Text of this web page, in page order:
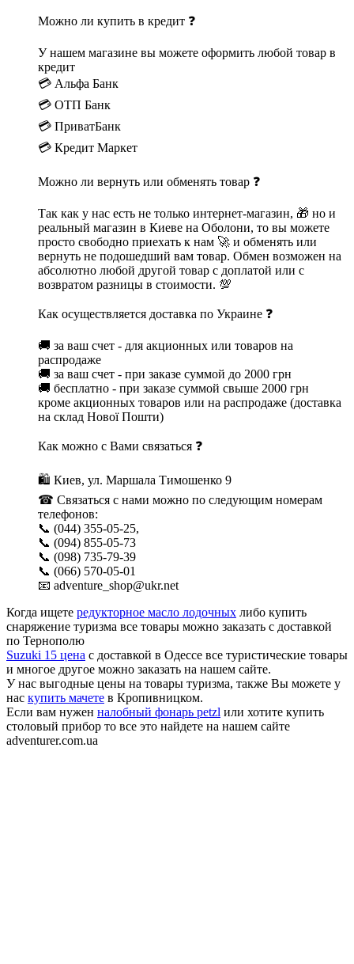
Можно ли купить в кредит ❓
У нашем магазине вы можете оформить любой товар в
кредит
💳 Альфа Банк
💳 ОТП Банк
💳 ПриватБанк
💳 Кредит Маркет
Можно ли вернуть или обменять товар ❓
Так как у нас есть не только интернет-магазин, 🎁 но и
реальный магазин в Киеве на Оболони, то вы можете
просто свободно приехать к нам 🚀 и обменять или
вернуть не подошедший вам товар. Обмен возможен на
абсолютно любой другой товар с доплатой или с
возвратом разницы в стоимости. 💯
Как осуществляется доставка по Украине ❓
🚚 за ваш счет - для акционных или товаров на
распродаже
🚚 за ваш счет - при заказе суммой до 2000 грн
🚚 бесплатно - при заказе суммой свыше 2000 грн
кроме акционных товаров или на распродаже (доставка
на склад Нової Пошти)
Как можно с Вами связаться ❓
🛍 Киев, ул. Маршала Тимошенко 9
☎ Связаться с нами можно по следующим номерам
телефонов:
📞 (044) 355-05-25,
📞 (094) 855-05-73
📞 (098) 735-79-39
📞 (066) 570-05-01
📧 adventure_shop@ukr.net
Когда ищете редукторное масло лодочных либо купить
снаряжение туризма все товары можно заказать с доставкой
по Тернополю
Suzuki 15 цена с доставкой в Одессе все туристические товары
и многое другое можно заказать на нашем сайте.
У нас выгодные цены на товары туризма, также Вы можете у
нас купить мачете в Кропивницком.
Если вам нужен налобный фонарь petzl или хотите купить
столовый прибор то все это найдете на нашем сайте
adventurer.com.ua